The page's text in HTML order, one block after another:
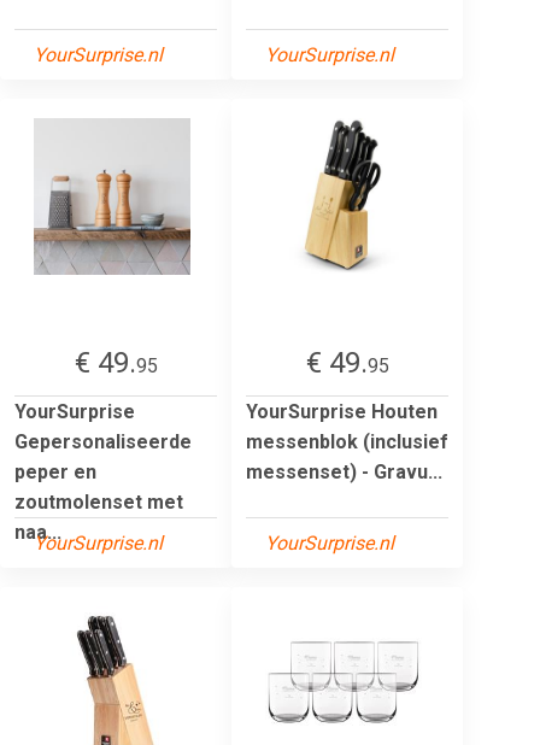
YourSurprise.nl YourSurprise.nl
€ 49.95
YourSurprise
Gepersonaliseerde
peper en
zoutmolenset met
naa...
YourSurprise.nl
€ 49.95
YourSurprise Houten
messenblok (inclusief
messenset) - Gravu...
YourSurprise.nl